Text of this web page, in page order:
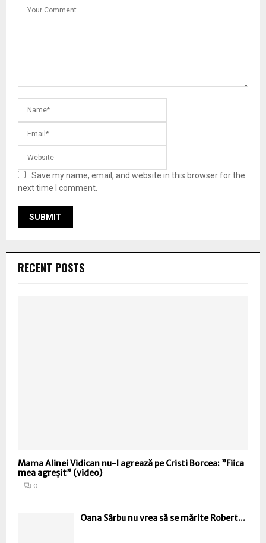
Save my name, email, and website in this browser for the
next time I comment.
RECENT POSTS
Mama Alinei Vidican nu-l agrează pe Cristi Borcea: ”Fiica
mea agreșit” (video)
0
Oana Sârbu nu vrea să se mărite Robert...